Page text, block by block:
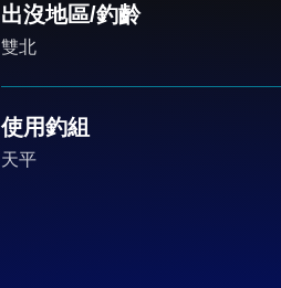
出沒地區/釣齡
雙北
使用釣組
天平